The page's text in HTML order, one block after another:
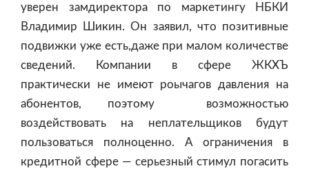
уверен замдиректора по маркетингу НБКИ
Владимир Шикин. Он заявил, что позитивные
подвижки уже есть,даже при малом количестве
сведений. Компании в сфере ЖКХЪ
практически не имеют роычагов давления на
абонентов, поэтому возможностью
воздействовать на неплательщиков будут
пользоваться полноценно. А ограничения в
кредитной сфере — серьезный стимул погасить